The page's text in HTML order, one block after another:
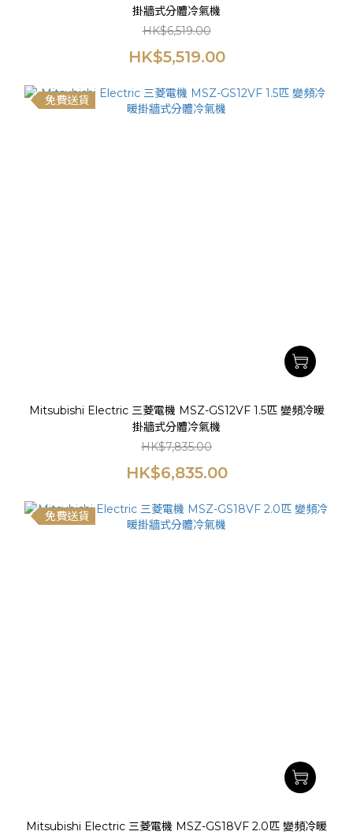
掛牆式分體冷氣機
HK$6,519.00
HK$5,519.00
免費送貨
Mitsubishi Electric 三菱電機 MSZ-GS12VF 1.5匹 變頻冷暖
掛牆式分體冷氣機
HK$7,835.00
HK$6,835.00
免費送貨
Mitsubishi Electric 三菱電機 MSZ-GS18VF 2.0匹 變頻冷暖